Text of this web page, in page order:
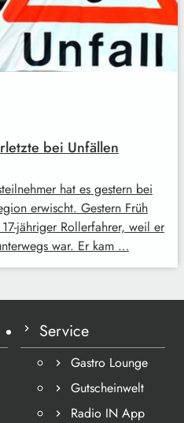
bei Unfällen
hat es gestern bei
erwischt. Gestern Früh
jähriger Rollerfahrer, weil er
war. Er kam …
Service
Gastro Lounge
Gutscheinwelt
Radio IN App